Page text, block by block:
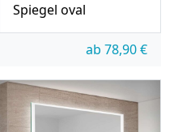
Spiegel oval
ab 78,90€